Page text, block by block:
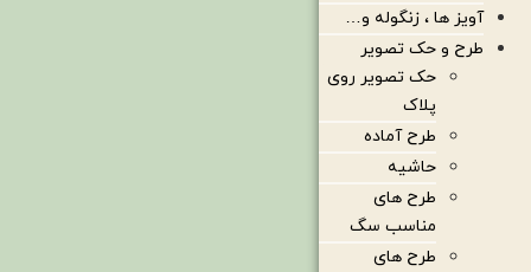
آویز ها ، زنگوله و…
طرح و حک تصویر
حک تصویر روی
پلاک
طرح آماده
حاشیه
طرح های
مناسب سگ
طرح های